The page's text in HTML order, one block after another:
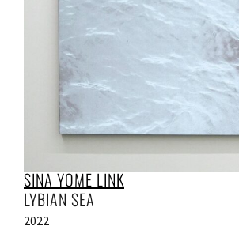
SINA YOME LINK
LYBIAN SEA
2022